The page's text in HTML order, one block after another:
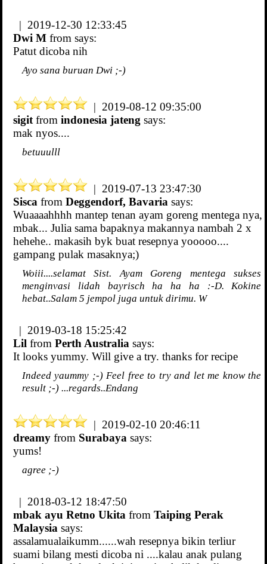
| 2019-12-30 12:33:45
Dwi M from says:
Patut dicoba nih
Ayo sana buruan Dwi ;-)
| 2019-08-12 09:35:00
sigitfrom indonesia jateng says:
mak nyos....
betuuulll
| 2019-07-13 23:47:30
Sisca from Deggendorf, Bavaria says:
Wuaaaahhhh mantep tenan ayam goreng mentega nya,
mbak... Julia sama bapaknya makannya nambah 2 x
hehehe.. makasih byk buat resepnya yooooo....
gampang pulak masaknya;)
Woiii....selamat Sist. Ayam Goreng mentega sukses
menginvasi lidah bayrisch ha ha ha :-D. Kokine
hebat..Salam 5 jempol juga untuk dirimu. W
| 2019-03-18 15:25:42
Lil from Perth Australia says:
It looks yummy. Will give a try. thanks for recipe
Indeed yaummy ;-) Feel free to try and let me know the
result ;-) ...regards..Endang
| 2019-02-10 20:46:11
dreamy from Surabaya says:
yums!
agree ;-)
| 2018-03-12 18:47:50
mbak ayu Retno Ukita from Taiping Perak
Malaysia says:
assalamualaikumm......wah resepnya bikin terliur
suami bilang mesti dicoba ni ....kalau anak pulang